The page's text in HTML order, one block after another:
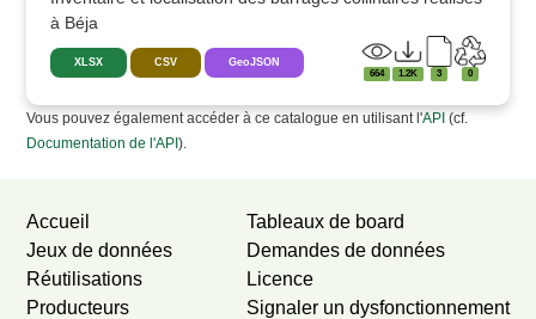
à Béja
XLSX CSV GeoJSON
664 1.2K 3 0
Vous pouvez également accéder à ce catalogue en utilisant l'API (cf.
Documentation de l'API).
Accueil
Jeux de données
Réutilisations
Producteurs
Tableaux de board
Demandes de données
Licence
Signaler un dysfonctionnement